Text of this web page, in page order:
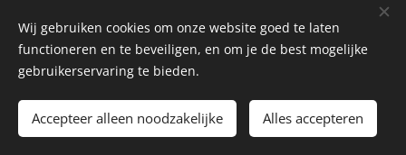
Toevoegen aan de winkelwagen
Webnode
Wij gebruiken cookies om onze website goed te laten
functioneren en te beveiligen, en om je de best mogelijke
gebruikerservaring te bieden.
Accepteer alleen noodzakelijke Alles accepteren